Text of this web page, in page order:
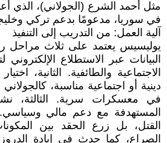
مثل أحمد الشرع (الجولاني)، الذي أُعد
في سوريا، مدعومًا بدعم تركي
آلية العمل: من التدريب إلى التنفيذ
يوليسيس يعتمد على ثلاث مراحل
البيانات عبر الاستطلاع
الاجتماعية والطائفية. الثانية،
دينية أو اجتماعية مناسبة، كالجولاني
في معسكرات سرية. الثالثة،
المستهدفة مع دعم مالي
القتل، بل زرع الحقد بين
الصراع، كما حدث في إبادة